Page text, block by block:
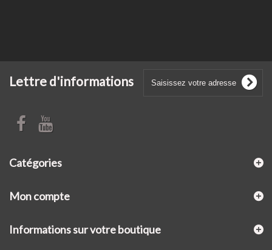
Lettre d'informations
Catégories
Mon compte
Informations sur votre boutique